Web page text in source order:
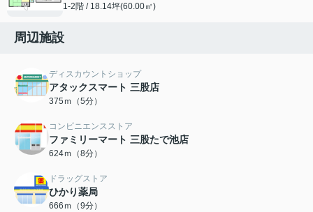
1-2階 / 18.14坪(60.00㎡)
周辺施設
ディスカウントショップ
アタックスマート 三股店
375ｍ（5分）
コンビニエンスストア
ファミリーマート 三股たで池店
624ｍ（8分）
ドラッグストア
ひかり薬局
666ｍ（9分）